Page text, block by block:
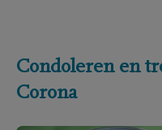
Condoleren en
Corona